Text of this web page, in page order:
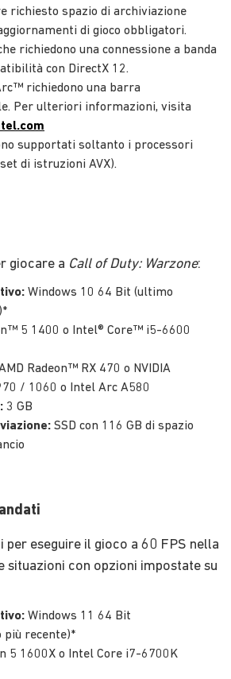
richiesto spazio di archiviazione
di gioco obbligatori.
richiedono una connessione a banda
con DirectX 12.
richiedono una barra
Per ulteriori informazioni, visita
supportati soltanto i processori
di istruzioni AVX).
giocare a Call of Duty: Warzone:
Windows 10 64 Bit (ultimo
5 1400 o Intel® Core™ i5-6600
Radeon™ RX 470 o NVIDIA
/ 1060 o Intel Arc A580
3 GB
SSD con 116 GB di spazio
per eseguire il gioco a 60 FPS nella
situazioni con opzioni impostate su
Windows 11 64 Bit
più recente)*
5 1600X o Intel Core i7-6700K